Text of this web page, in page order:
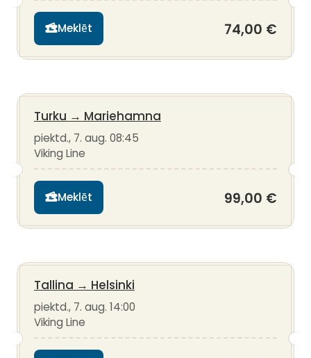
Meklēt 74,00 €
Turku → Mariehamna
piektd., 7. aug. 08:45
Viking Line
Meklēt 99,00 €
Tallina → Helsinki
piektd., 7. aug. 14:00
Viking Line